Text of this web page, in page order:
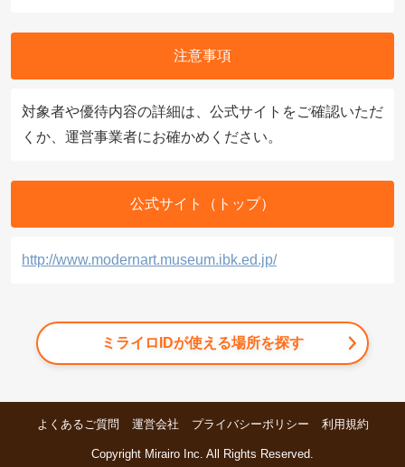
注意事項
対象者や優待内容の詳細は、公式サイトをご確認いただ
くか、運営事業者にお確かめください。
公式サイト（トップ）
http://www.modernart.museum.ibk.ed.jp/
ミライロIDが使える場所を探す
よくあるご質問 運営会社 プライバシーポリシー 利用規約
Copyright Mirairo Inc. All Rights Reserved.